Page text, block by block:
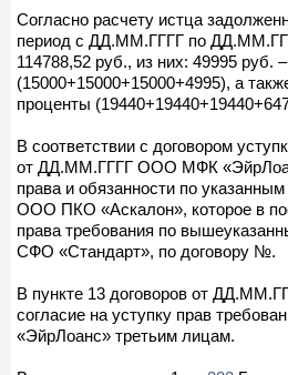
Согласно расчету истца
период с ДД.ММ.ГГГГ по
114788,52 руб., из них: 49995 руб.
(15000+15000+15000+4995), а
проценты
В соответствии с договором
от ДД.ММ.ГГГГ ООО МФК
права и обязанности по
ООО ПКО «Аскалон», которое в
права требования по
СФО «Стандарт», по договору №.
В пункте 13 договоров от
согласие на уступку прав
«ЭйрЛоанс» третьим лицам.